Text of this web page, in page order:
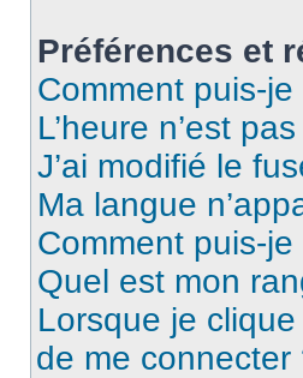
Préférences et
Comment puis-
L’heure n’est
J’ai modifié le
Ma langue
Comment puis-
Quel est mon
Lorsque je clique
de me connecter